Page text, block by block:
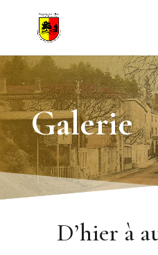
Galerie
D’hier à